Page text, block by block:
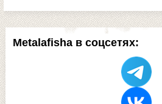
Metalafisha в соцсетях: